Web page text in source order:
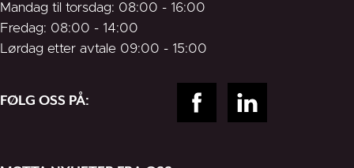
Mandag til torsdag: 08:00 - 16:00
Fredag: 08:00 - 14:00
Lørdag etter avtale 09:00 - 15:00
FØLG OSS PÅ: